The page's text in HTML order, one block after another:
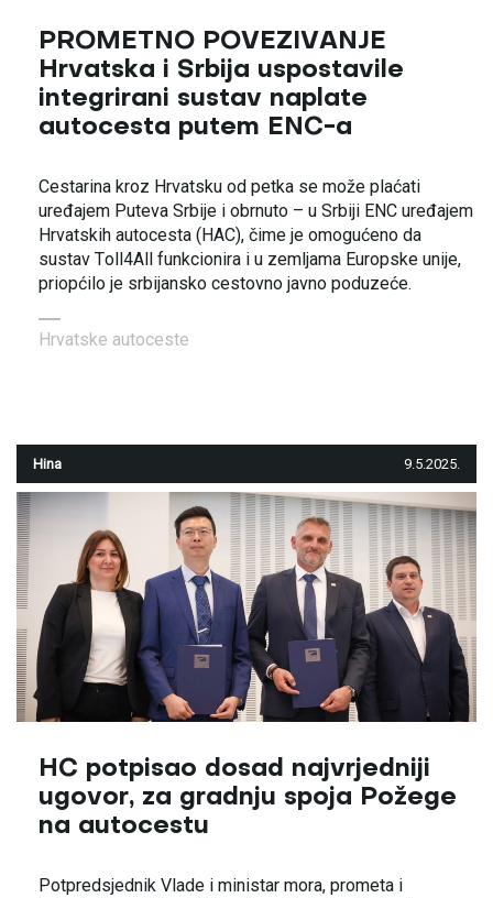
PROMETNO POVEZIVANJE
Hrvatska i Srbija uspostavile
integrirani sustav naplate
autocesta putem ENC-a
Cestarina kroz Hrvatsku od petka se može plaćati
uređajem Puteva Srbije i obrnuto – u Srbiji ENC uređajem
Hrvatskih autocesta (HAC), čime je omogućeno da
sustav Toll4All funkcionira i u zemljama Europske unije,
priopćilo je srbijansko cestovno javno poduzeće.
Hrvatske autoceste
Hina 9.5.2025.
HC potpisao dosad najvrjedniji
ugovor, za gradnju spoja Požege
na autocestu
Potpredsjednik Vlade i ministar mora, prometa i